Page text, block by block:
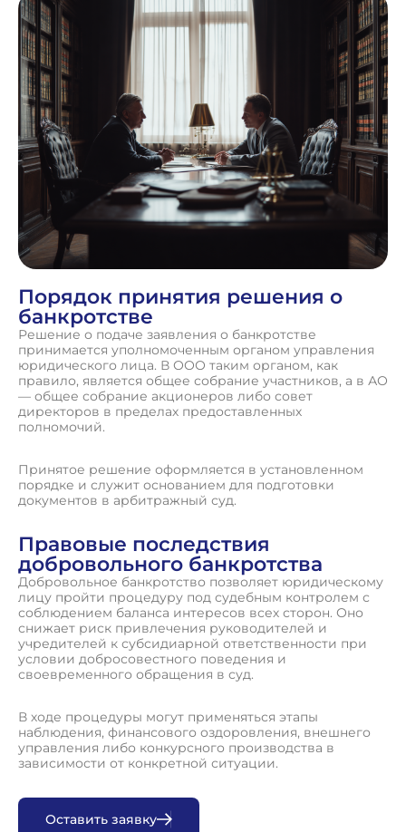
Порядок принятия решения о
банкротстве
Решение о подаче заявления о банкротстве
принимается уполномоченным органом управления
юридического лица. В ООО таким органом, как
правило, является общее собрание участников, а в АО
— общее собрание акционеров либо совет
директоров в пределах предоставленных
полномочий.
Принятое решение оформляется в установленном
порядке и служит основанием для подготовки
документов в арбитражный суд.
Правовые последствия
добровольного банкротства
Добровольное банкротство позволяет юридическому
лицу пройти процедуру под судебным контролем с
соблюдением баланса интересов всех сторон. Оно
снижает риск привлечения руководителей и
учредителей к субсидиарной ответственности при
условии добросовестного поведения и
своевременного обращения в суд.
В ходе процедуры могут применяться этапы
наблюдения, финансового оздоровления, внешнего
управления либо конкурсного производства в
зависимости от конкретной ситуации.
Оставить заявку